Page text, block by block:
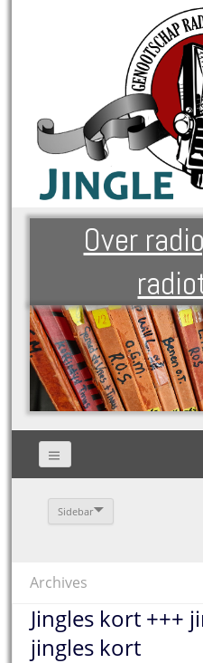
Over
Sidebar
Archives
Jingles kort +++
jingles kort